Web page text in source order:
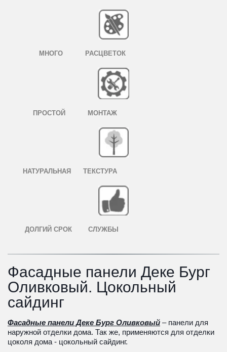
МНОГО РАСЦВЕТОК
ПРОСТОЙ МОНТАЖ
НАТУРАЛЬНАЯ ТЕКСТУРА
ДОЛГИЙ СРОК СЛУЖБЫ
Фасадные панели Деке Бург
Оливковый. Цокольный
сайдинг
Фасадные панели Деке Бург Оливковый – панели для
наружной отделки дома. Так же, применяются для отделки
цоколя дома - цокольный сайдинг.